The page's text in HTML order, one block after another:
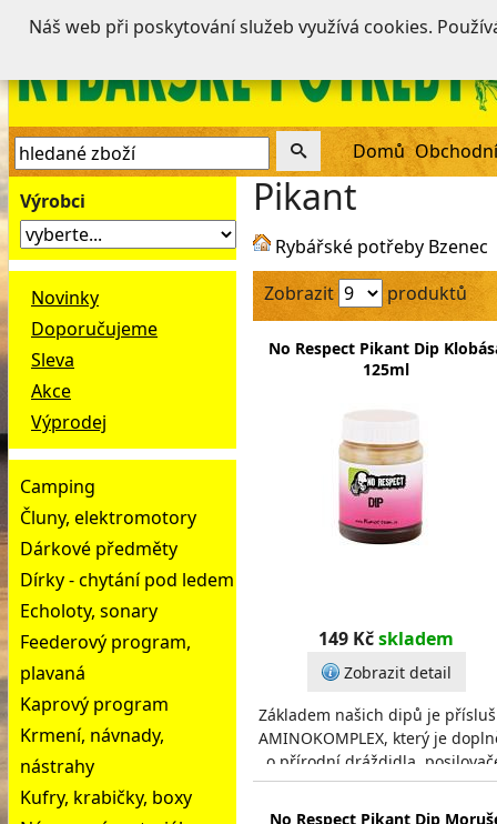
Domů
Výrobci
Novinky
Doporučujeme
Sleva
Akce
Výprodej
Camping
Čluny, elektromotory
Dárkové předměty
Dírky - chytání pod ledem
Echoloty, sonary
Feederový program,
plavaná
Kaprový program
Krmení, návnady,
nástrahy
Kufry, krabičky, boxy
Pikant
Rybářské potřeby Bzenec
Zobrazit
produktů
No Respect Pikant Dip
125ml
149 Kčskladem
Zobrazit detail
Základem našich dipů je
AMINOKOMPLEX, který je
o přírodní dráždidla,
aromy, aby byla vaše
výjimečná.D
No Respect Pikant Dip
Náš web při poskytování služeb využívá cookies.